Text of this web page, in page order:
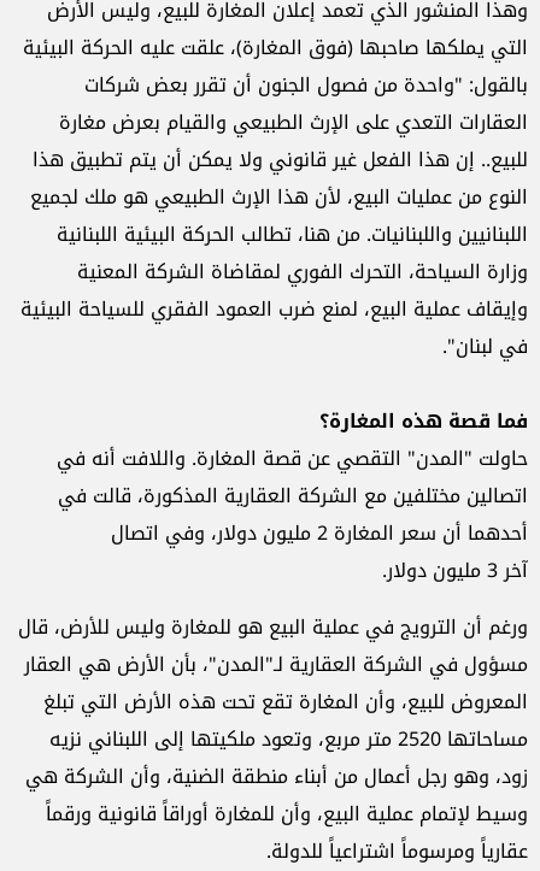
وهذا المنشور الذي تعمد إعلان المغارة للبيع، وليس الأرض
التي يملكها صاحبها (فوق المغارة)، علقت عليه الحركة البيئية
بالقول: "واحدة من فصول الجنون أن تقرر بعض شركات
العقارات التعدي على الإرث الطبيعي والقيام بعرض مغارة
للبيع.. إن هذا الفعل غير قانوني ولا يمكن أن يتم تطبيق هذا
النوع من عمليات البيع، لأن هذا الإرث الطبيعي هو ملك لجميع
اللبنانيين واللبنانيات. من هنا، تطالب الحركة البيئية اللبنانية
وزارة السياحة، التحرك الفوري لمقاضاة الشركة المعنية
وإيقاف عملية البيع، لمنع ضرب العمود الفقري للسياحة البيئية
في لبنان".
فما قصة هذه المغارة؟
حاولت "المدن" التقصي عن قصة المغارة. واللافت أنه في
اتصالين مختلفين مع الشركة العقارية المذكورة، قالت في
أحدهما أن سعر المغارة 2 مليون دولار، وفي اتصال
آخر 3 مليون دولار.
ورغم أن الترويج في عملية البيع هو للمغارة وليس للأرض، قال
مسؤول في الشركة العقارية لـ"المدن"، بأن الأرض هي العقار
المعروض للبيع، وأن المغارة تقع تحت هذه الأرض التي تبلغ
مساحاتها 2520 متر مربع، وتعود ملكيتها إلى اللبناني نزيه
زود، وهو رجل أعمال من أبناء منطقة الضنية، وأن الشركة هي
وسيط لإتمام عملية البيع، وأن للمغارة أوراقاً قانونية ورقماً
عقارياً ومرسوماً اشتراعياً للدولة.